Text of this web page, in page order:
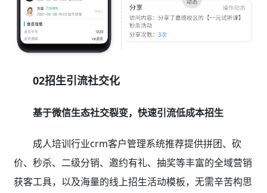
02招生引流社交化
基于微信生态社交裂变，快速引流低成本招生
成人培训行业crm客户管理系统推荐提供拼团、砍
价、秒杀、二级分销、邀约有礼、抽奖等丰富的全域营销
获客工具，以及海量的线上招生活动模板，无需辛苦构思